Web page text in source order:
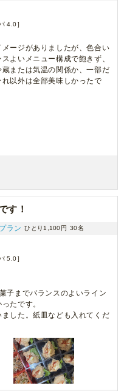
4.0
ージがありましたが、色合い
よいメニュー構成で飽きず、
または気温の関係か、一部だ
以外は全部美味しかったで
す！
ラン ひとり1,100円 30名
5.0
子までバランスのよいライン
たです。
した。紙皿なども入れてくだ